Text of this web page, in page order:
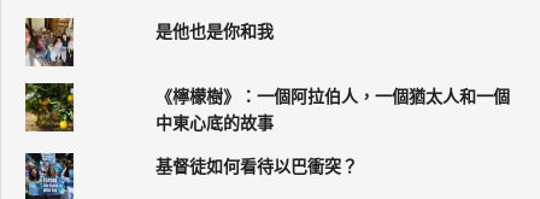
是他也是你和我
《檸檬樹》：一個阿拉伯人，一個猶太人和一個
中東心底的故事
基督徒如何看待以巴衝突？